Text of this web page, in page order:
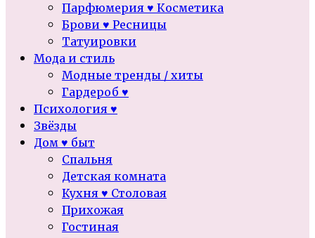
Парфюмерия ♥ Косметика
Брови ♥ Ресницы
Татуировки
Мода и стиль
Модные тренды / хиты
Гардероб ♥
Психология ♥
Звёзды
Дом ♥ быт
Спальня
Детская комната
Кухня ♥ Столовая
Прихожая
Гостиная